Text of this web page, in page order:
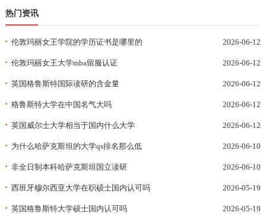
热门资讯
伦敦玛丽女王学院的学历证书是哪里的 2026-06-12
伦敦玛丽女王大学mba留服认证 2026-06-12
英国格鲁斯特国际读研的含金量 2026-06-12
格鲁斯特大学在中国名气大吗 2026-06-12
英国威尔士大学相当于国内什么大学 2026-06-12
为什么哈萨克斯坦的大学qs排名那么低 2026-06-10
非全日制本科哈萨克斯坦国立读研 2026-06-10
西班牙穆尔西亚大学在职硕士国内认可吗 2026-05-19
英国格鲁斯特大学硕士国内认可吗 2026-05-19